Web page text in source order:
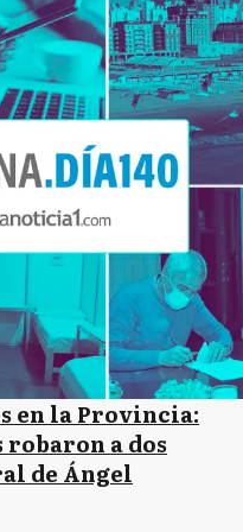
en la Provincia:
a dos
de Ángel